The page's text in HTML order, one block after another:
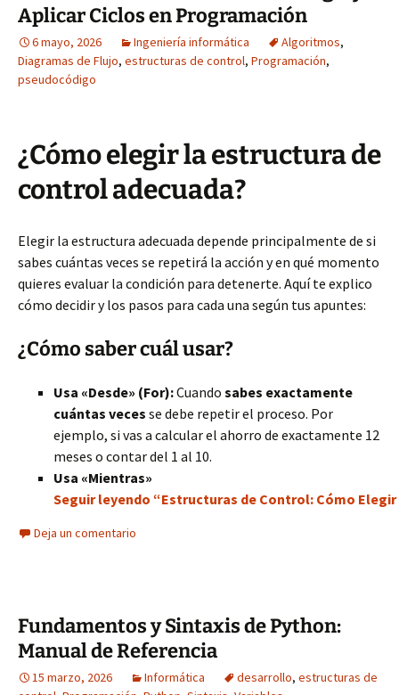
Aplicar Ciclos en Programación
6 mayo, 2026 Ingeniería informática Algoritmos,
Diagramas de Flujo, estructuras de control, Programación,
pseudocódigo
¿Cómo elegir la estructura de
control adecuada?
Elegir la estructura adecuada depende principalmente de si
sabes cuántas veces se repetirá la acción y en qué momento
quieres evaluar la condición para detenerte. Aquí te explico
cómo decidir y los pasos para cada una según tus apuntes:
¿Cómo saber cuál usar?
Usa «Desde» (For):Cuando sabes exactamente
cuántas veces se debe repetir el proceso. Por
ejemplo, si vas a calcular el ahorro de exactamente 12
meses o contar del 1 al 10.
Usa «Mientras»
Seguir leyendo “Estructuras de Control: Cómo
Deja un comentario
Fundamentos y Sintaxis de Python:
Manual de Referencia
15 marzo, 2026 Informática desarrollo, estructuras de